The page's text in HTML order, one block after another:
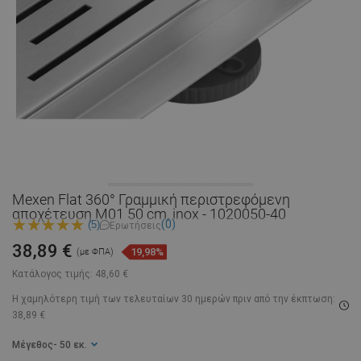
Mexen Flat 360° Γραμμική περιστρεφόμενη
αποχέτευση M01 50 cm, inox - 1020050-40
(5) Ερωτήσεις(0)
Κατάλογος τιμής: 48,60 €
38,89 € (με ΦΠΑ) 19,98%
Η χαμηλότερη τιμή των τελευταίων 30 ημερών πριν από την έκπτωση:
38,89 €
Μέγεθος - 50 εκ.